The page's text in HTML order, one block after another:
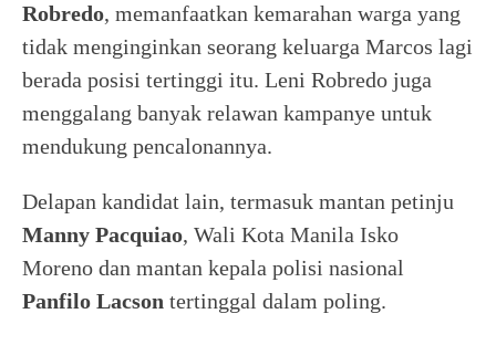
Robredo, memanfaatkan kemarahan warga yang
tidak menginginkan seorang keluarga Marcos lagi
berada posisi tertinggi itu. Leni Robredo juga
menggalang banyak relawan kampanye untuk
mendukung pencalonannya.
Delapan kandidat lain, termasuk mantan petinju
Manny Pacquiao, Wali Kota Manila Isko
Moreno dan mantan kepala polisi nasional
Panfilo Lacson tertinggal dalam poling.